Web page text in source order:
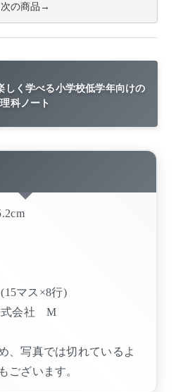
次の商品
しく学べる小学校低学年向けの
理科ノート
マス×8行)
式会社 M
、写真では切れているよ
ございます。